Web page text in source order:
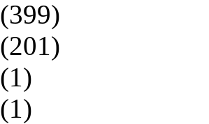
(399)
(201)
(1)
(1)